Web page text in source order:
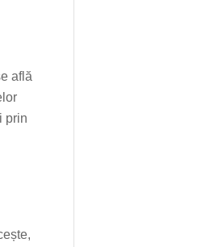
află
prin